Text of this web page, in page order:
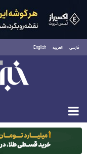
فارسی العربية English
یکشنبه ۱۸ مرداد ۱۴۰۵